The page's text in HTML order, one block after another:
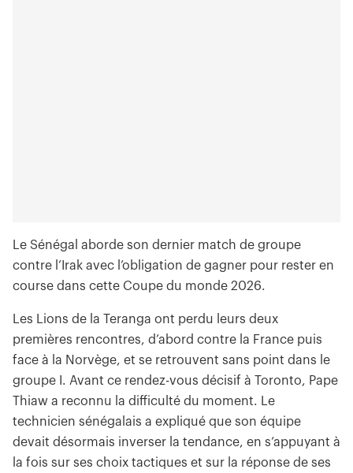
Le Sénégal aborde son dernier match de groupe
contre l’Irak avec l’obligation de gagner pour rester en
course dans cette Coupe du monde 2026.
Les Lions de la Teranga ont perdu leurs deux
premières rencontres, d’abord contre la France puis
face à la Norvège, et se retrouvent sans point dans le
groupe I. Avant ce rendez-vous décisif à Toronto, Pape
Thiaw a reconnu la difficulté du moment. Le
technicien sénégalais a expliqué que son équipe
devait désormais inverser la tendance, en s’appuyant à
la fois sur ses choix tactiques et sur la réponse de ses